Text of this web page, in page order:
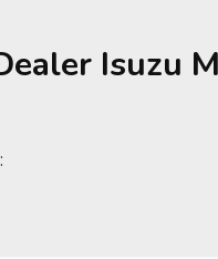
Isuzu